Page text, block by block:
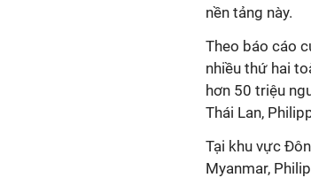
nền tảng này.
Theo báo cáo
nhiều thứ hai
hơn 50 triệu
Thái Lan,
Tại khu vực
Myanmar,